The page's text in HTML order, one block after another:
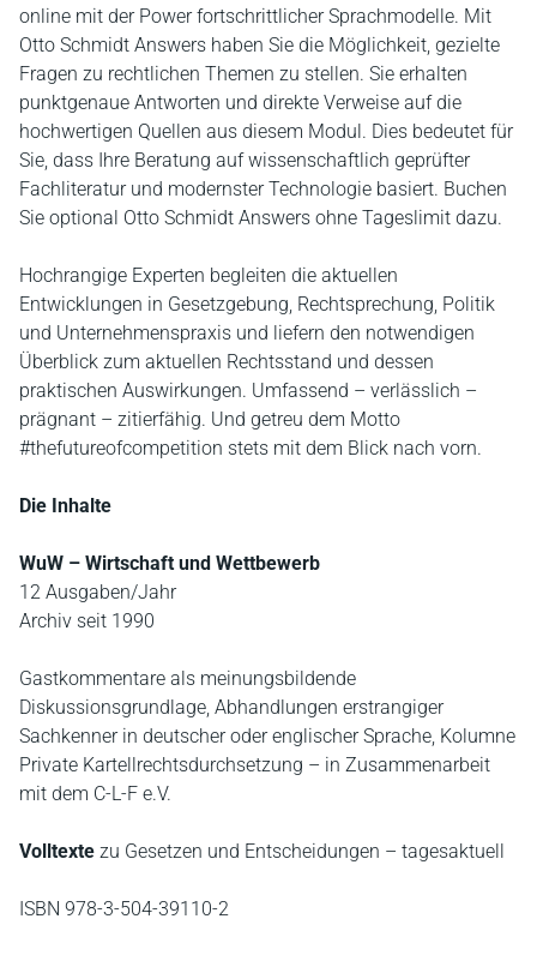
online mit der Power fortschrittlicher Sprachmodelle. Mit
Otto Schmidt Answers haben Sie die Möglichkeit, gezielte
Fragen zu rechtlichen Themen zu stellen. Sie erhalten
punktgenaue Antworten und direkte Verweise auf die
hochwertigen Quellen aus diesem Modul. Dies bedeutet für
Sie, dass Ihre Beratung auf wissenschaftlich geprüfter
Fachliteratur und modernster Technologie basiert. Buchen
Sie optional Otto Schmidt Answers ohne Tageslimit dazu.
Hochrangige Experten begleiten die aktuellen
Entwicklungen in Gesetzgebung, Rechtsprechung, Politik
und Unternehmenspraxis und liefern den notwendigen
Überblick zum aktuellen Rechtsstand und dessen
praktischen Auswirkungen. Umfassend – verlässlich –
prägnant – zitierfähig. Und getreu dem Motto
#thefutureofcompetition stets mit dem Blick nach vorn.
Die Inhalte
WuW – Wirtschaft und Wettbewerb
12 Ausgaben/Jahr
Archiv seit 1990
Gastkommentare als meinungsbildende
Diskussionsgrundlage, Abhandlungen erstrangiger
Sachkenner in deutscher oder englischer Sprache, Kolumne
Private Kartellrechtsdurchsetzung – in Zusammenarbeit
mit dem C-L-F e.V.
Volltexte zu Gesetzen und Entscheidungen – tagesaktuell
ISBN 978-3-504-39110-2